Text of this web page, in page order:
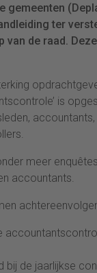
gemeenten
ter
van de raad.
is
meer
accountants.
bij de jaarlijkse